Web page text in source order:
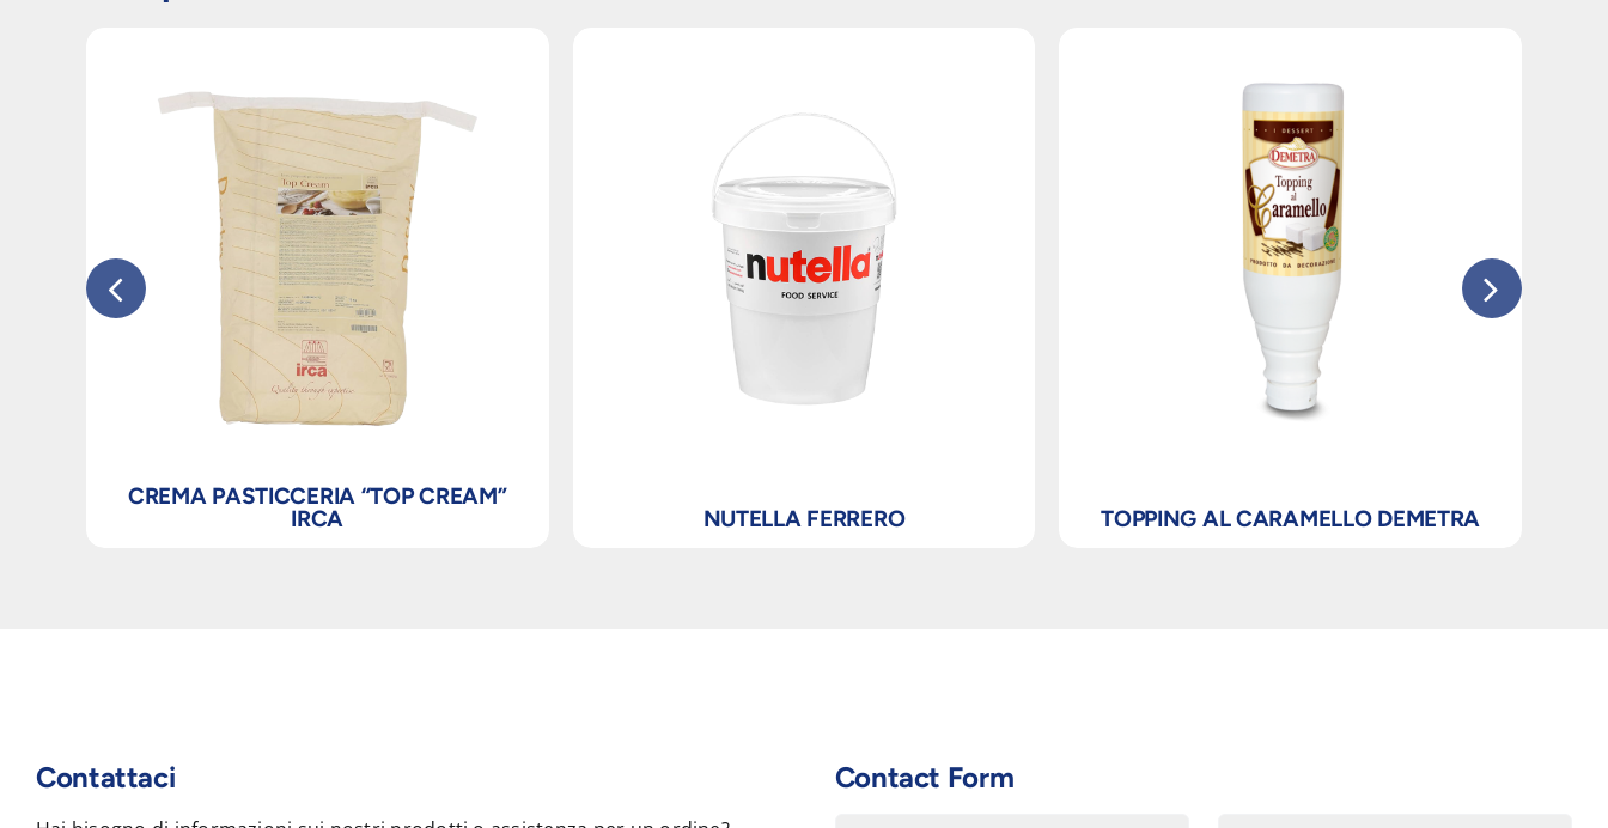
CREMA PASTICCERIA “TOP CREAM”
IRCA
NUTELLA FERRERO TOPPING AL CARAMELLO DEMETRA
Contattaci Contact Form